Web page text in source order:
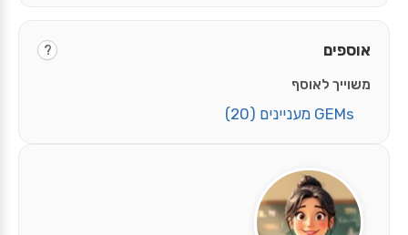
אוספים ?
משוייך לאוסף
GEMs מעניינים (20)